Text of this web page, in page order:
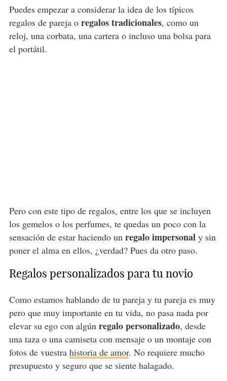
Puedes empezar a considerar la idea de los típicos
regalos de pareja o regalos tradicionales, como un
reloj, una corbata, una cartera o incluso una bolsa para
el portátil.
Pero con este tipo de regalos, entre los que se incluyen
los gemelos o los perfumes, te quedas un poco con la
sensación de estar haciendo unregalo impersonaly sin
poner el alma en ellos, ¿verdad? Pues da otro paso.
Regalos personalizados para tu novio
Como estamos hablando de tu pareja y tu pareja es muy
pero que muy importante en tu vida, no pasa nada por
elevar su ego con algúnregalo personalizado, desde
una taza o una camiseta con mensaje o un montaje con
fotos de vuestra historia de amor. No requiere mucho
presupuesto y seguro que se siente halagado.